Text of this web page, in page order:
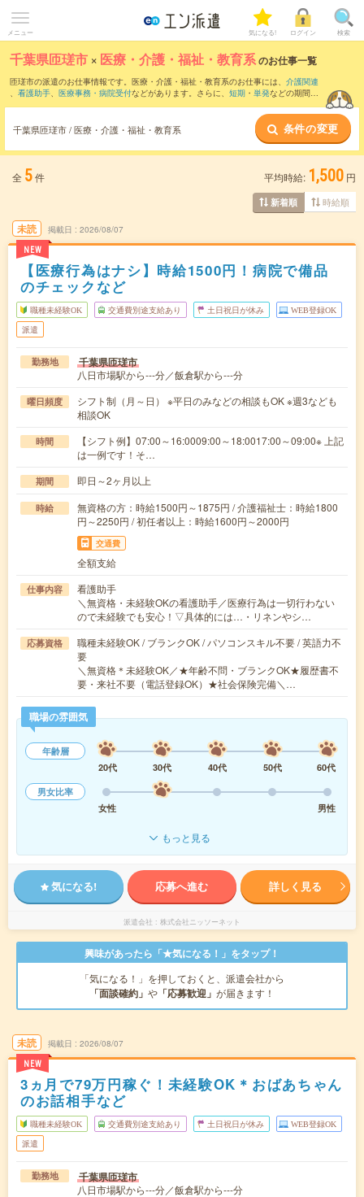
メニュー 気になる! ログイン 検索
千葉県匝瑳市 × 医療・介護・福祉・教育系のお仕事一覧
匝瑳市の派遣のお仕事情報です。医療・介護・福祉・教育系のお仕事には、 介護関連
、 看護助手、 医療事務・病院受付などがあります。さらに、 短期 ・ 単発などの期間
千葉県匝瑳市 / 医療・介護・福祉・教育系 条件の変更
全 5件 平均時給: 1,500 円
新着順 時給順
未読
NEW
掲載日 2026/08/07
【医療行為はナシ】時給1500円！病院で備品
のチェックなど
職種未経験OK 交通費別途支給あり 土日祝日が休み WEB登録OK
派遣
勤務地 千葉県匝瑳市
八日市場駅から---分／飯倉駅から---分
曜日頻度
シフト制（月～日） ※平日のみなどの相談もOK ※週3なども
相談OK
時間
【シフト例】07:00～16:0009:00～18:0017:00～09:00※ 上記
は一例です！そ…
期間 即日～2ヶ月以上
時給
無資格の方：時給1500円～1875円 / 介護福祉士：時給1800
円～2250円 / 初任者以上：時給1600円～2000円
交通費
全額支給
仕事内容
看護助手
＼無資格・未経験OKの看護助手／医療行為は一切行わない
ので未経験でも安心！▽具体的には…・リネンやシ…
応募資格
職種未経験OK / ブランクOK / パソコンスキル不要 / 英語力不
要
＼無資格＊未経験OK／★年齢不問・ブランクOK★履歴書不
要・来社不要（電話登録OK）★社会保険完備＼…
職場の雰囲気
年齢層
20代
30代 40代 50代
60代
男女比率
女性
男性
もっと見る
気になる! 応募へ進む 詳しく見る
派遣会社 株式会社ニッソーネット
興味があったら「★気になる！」をタップ！
「気になる！」を押しておくと、派遣会社から
「面談確約」 や 「応募歓迎」 が届きます！
未読
NEW
掲載日 2026/08/07
3ヵ月で79万円稼ぐ！未経験OK＊おばあちゃん
のお話相手など
職種未経験OK 交通費別途支給あり 土日祝日が休み WEB登録OK
派遣
勤務地 千葉県匝瑳市
八日市場駅から---分／飯倉駅から---分